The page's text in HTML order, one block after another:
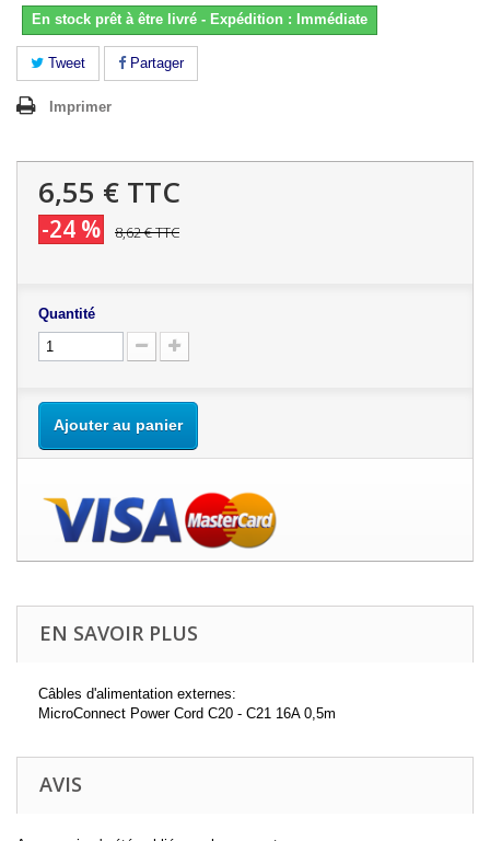
En stock prêt à être livré - Expédition : Immédiate
Tweet Partager
Imprimer
6,55 € TTC
-24 % 8,62 €TTC
Quantité
Ajouter au panier
EN SAVOIR PLUS
Câbles d'alimentation externes:
MicroConnect Power Cord C20 - C21 16A 0,5m
AVIS